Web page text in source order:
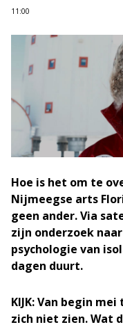
11:00
Hoe is het om te
Nijmeegse arts
geen ander. Via
zijn onderzoek
psychologie van
dagen duurt.
KIJK: Van begin
zich niet zien. Wat